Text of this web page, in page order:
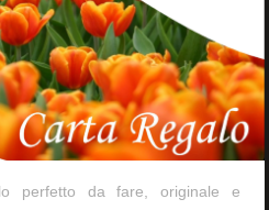
perfetto da fare, originale e